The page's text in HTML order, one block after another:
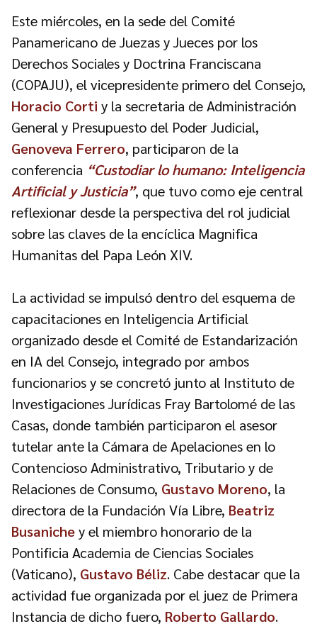
Este miércoles, en la sede del Comité
Panamericano de Juezas y Jueces por los
Derechos Sociales y Doctrina Franciscana
(COPAJU), el vicepresidente primero del Consejo,
Horacio Corti y la secretaria de Administración
General y Presupuesto del Poder Judicial,
Genoveva Ferrero, participaron de la
conferencia “Custodiar lo humano: Inteligencia
Artificial y Justicia”, que tuvo como eje central
reflexionar desde la perspectiva del rol judicial
sobre las claves de la encíclica Magnifica
Humanitas del Papa León XIV.
La actividad se impulsó dentro del esquema de
capacitaciones en Inteligencia Artificial
organizado desde el Comité de Estandarización
en IA del Consejo, integrado por ambos
funcionarios y se concretó junto al Instituto de
Investigaciones Jurídicas Fray Bartolomé de las
Casas, donde también participaron el asesor
tutelar ante la Cámara de Apelaciones en lo
Contencioso Administrativo, Tributario y de
Relaciones de Consumo, Gustavo Moreno, la
directora de la Fundación Vía Libre, Beatriz
Busanichey el miembro honorario de la
Pontificia Academia de Ciencias Sociales
(Vaticano), Gustavo Béliz. Cabe destacar que la
actividad fue organizada por el juez de Primera
Instancia de dicho fuero, Roberto Gallardo.